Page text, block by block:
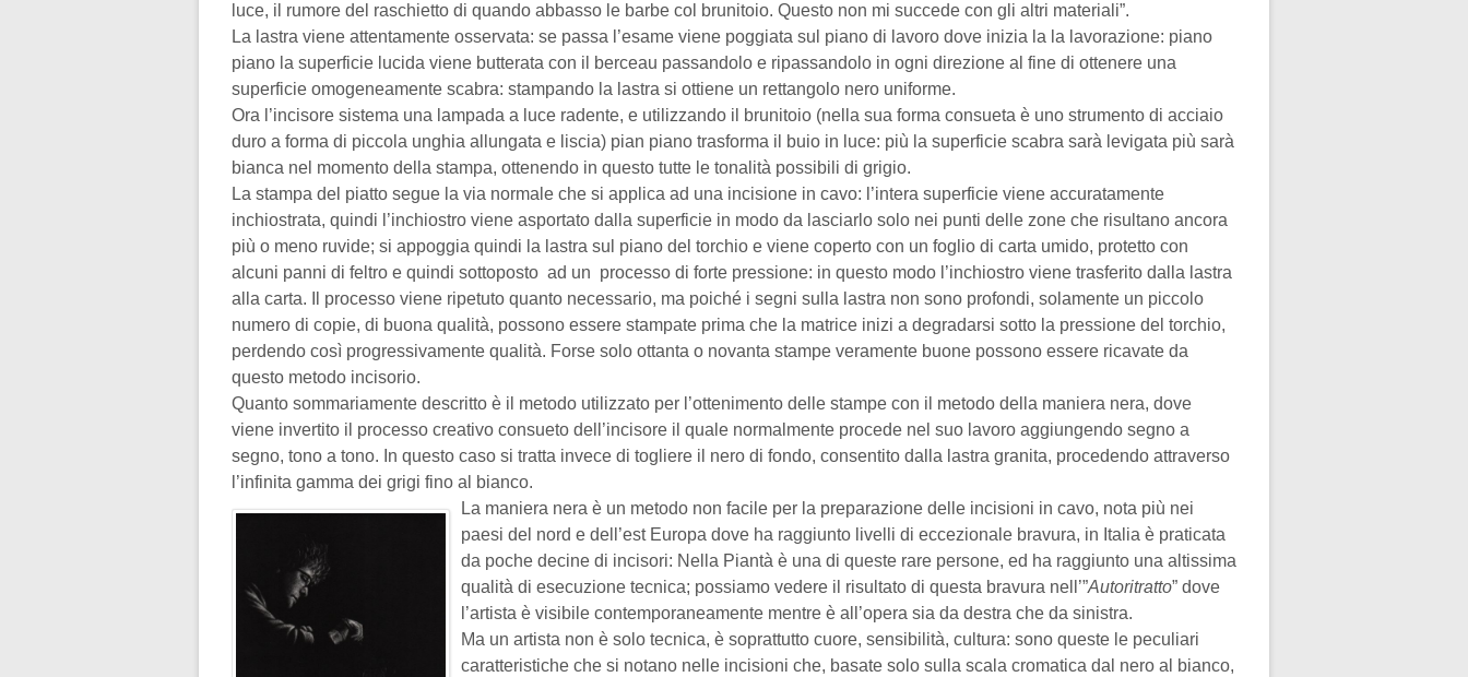
luce, il rumore del raschietto di quando abbasso le barbe col brunitoio. Questo non mi succede con gli altri materiali”.
La lastra viene attentamente osservata: se passa l’esame viene poggiata sul piano di lavoro dove inizia la la lavorazione: piano
piano la superficie lucida viene butterata con il berceau passandolo e ripassandolo in ogni direzione al fine di ottenere una
superficie omogeneamente scabra: stampando la lastra si ottiene un rettangolo nero uniforme.
Ora l’incisore sistema una lampada a luce radente, e utilizzando il brunitoio (nella sua forma consueta è uno strumento di acciaio
duro a forma di piccola unghia allungata e liscia) pian piano trasforma il buio in luce: più la superficie scabra sarà levigata più sarà
bianca nel momento della stampa, ottenendo in questo tutte le tonalità possibili di grigio.
La stampa del piatto segue la via normale che si applica ad una incisione in cavo: l’intera superficie viene accuratamente
inchiostrata, quindi l’inchiostro viene asportato dalla superficie in modo da lasciarlo solo nei punti delle zone che risultano ancora
più o meno ruvide; si appoggia quindi la lastra sul piano del torchio e viene coperto con un foglio di carta umido, protetto con
alcuni panni di feltro e quindi sottoposto ad un processo di forte pressione: in questo modo l’inchiostro viene trasferito dalla lastra
alla carta. Il processo viene ripetuto quanto necessario, ma poiché i segni sulla lastra non sono profondi, solamente un piccolo
numero di copie, di buona qualità, possono essere stampate prima che la matrice inizi a degradarsi sotto la pressione del torchio,
perdendo così progressivamente qualità. Forse solo ottanta o novanta stampe veramente buone possono essere ricavate da
questo metodo incisorio.
Quanto sommariamente descritto è il metodo utilizzato per l’ottenimento delle stampe con il metodo della maniera nera, dove
viene invertito il processo creativo consueto dell’incisore il quale normalmente procede nel suo lavoro aggiungendo segno a
segno, tono a tono. In questo caso si tratta invece di togliere il nero di fondo, consentito dalla lastra granita, procedendo attraverso
l’infinita gamma dei grigi fino al bianco.
La maniera nera è un metodo non facile per la preparazione delle incisioni in cavo, nota più nei
paesi del nord e dell’est Europa dove ha raggiunto livelli di eccezionale bravura, in Italia è praticata
da poche decine di incisori: Nella Piantà è una di queste rare persone, ed ha raggiunto una altissima
qualità di esecuzione tecnica; possiamo vedere il risultato di questa bravura nell’”Autoritratto” dove
l’artista è visibile contemporaneamente mentre è all’opera sia da destra che da sinistra.
Ma un artista non è solo tecnica, è soprattutto cuore, sensibilità, cultura: sono queste le peculiari
caratteristiche che si notano nelle incisioni che, basate solo sulla scala cromatica dal nero al bianco,